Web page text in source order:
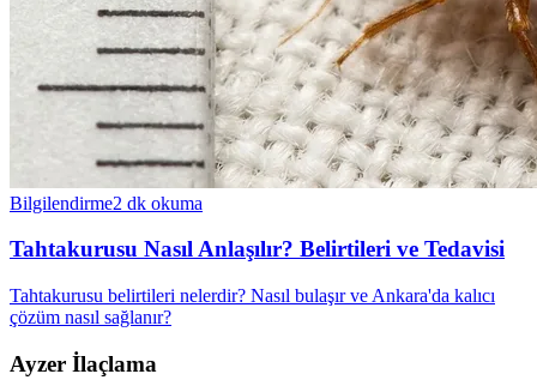
Bilgilendirme2 dk okuma
Tahtakurusu Nasıl Anlaşılır? Belirtileri ve Tedavisi
Tahtakurusu belirtileri nelerdir? Nasıl bulaşır ve Ankara'da kalıcı
çözüm nasıl sağlanır?
Ayzer İlaçlama